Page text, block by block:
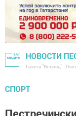
НОВОСТИ
Газета "Вперед" -
СПОРТ